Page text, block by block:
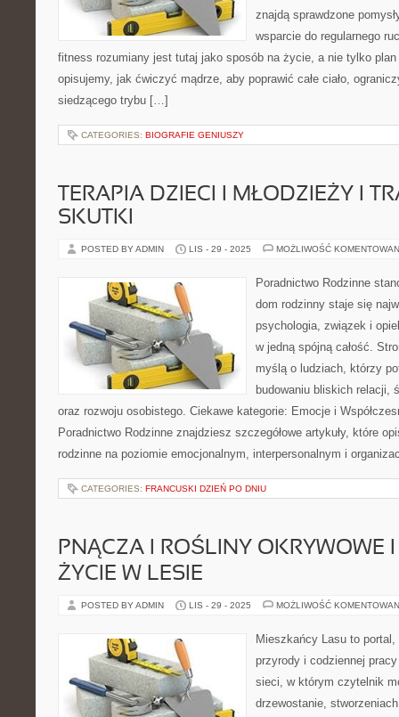
znajdą sprawdzone
wsparcie do regularnego
fitness rozumiany jest tutaj jako sposób na życie, a nie tylko plan
opisujemy, jak ćwiczyć mądrze, aby poprawić całe ciało,
siedzącego trybu […]
CATEGORIES: BIOGRAFIE GENIUSZY
TERAPIA DZIECI I MŁODZIEŻY I
SKUTKI
POSTED BY ADMIN LIS - 29 - 2025 MOŻLIWOŚĆ
Poradnictwo Rodzinne
dom rodzinny staje się
psychologia, związek i
w jedną spójną całość.
myślą o ludziach, którzy
budowaniu bliskich relacji,
oraz rozwoju osobistego. Ciekawe kategorie: Emocje i
Poradnictwo Rodzinne znajdziesz szczegółowe artykuły, które
rodzinne na poziomie emocjonalnym, interpersonalnym i
CATEGORIES: FRANCUSKI DZIEŃ PO DNIU
PNĄCZA I ROŚLINY OKRYWOWE
ŻYCIE W LESIE
POSTED BY ADMIN LIS - 29 - 2025 MOŻLIWOŚĆ
Mieszkańcy Lasu to
przyrody i codziennej
sieci, w którym czytelnik
drzewostanie,